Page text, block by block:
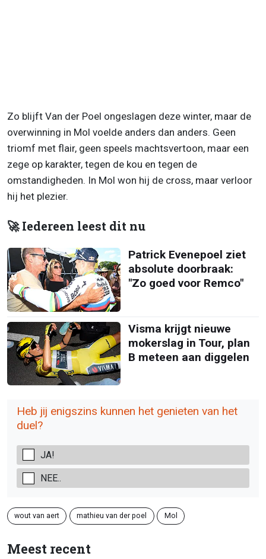
Zo blijft Van der Poel ongeslagen deze winter, maar de
overwinning in Mol voelde anders dan anders. Geen
triomf met flair, geen speels machtsvertoon, maar een
zege op karakter, tegen de kou en tegen de
omstandigheden. In Mol won hij de cross, maar verloor
hij het plezier.
🚀 Iedereen leest dit nu
Patrick Evenepoel ziet
absolute doorbraak:
"Zo goed voor Remco"
Visma krijgt nieuwe
mokerslag in Tour, plan
B meteen aan diggelen
Heb jij enigszins kunnen het genieten van het
duel?
JA!
NEE..
wout van aert mathieu van der poel Mol
Meest recent